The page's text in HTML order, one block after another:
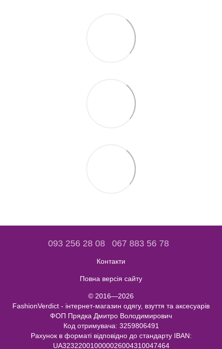
093 256 28 08 067 883 56 78
Контакти
Повна версія сайту
© 2016—2026
FashionVerdict - інтернет-магазин одягу, взуття та аксесуарів
ФОП Прядка Дмитро Володимирович
Код отримувача: 3259806491
Рахунок в форматі відповідно до стандарту IBAN:
UA323220010000026004310047464